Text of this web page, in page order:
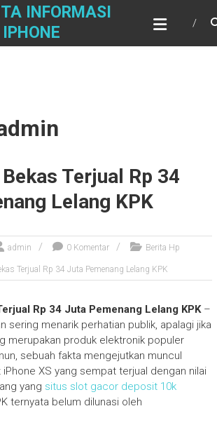
INFORMASI
Terjual Rp 34
Lelang KPK
admin 0 Komentar Berita Hp
Terjual Rp 34 Juta Pemenang Lelang KPK
Rp 34 Juta Pemenang Lelang KPK–
sering menarik perhatian publik, apalagi jika
merupakan produk elektronik populer
sebuah fakta mengejutkan muncul
XS yang sempat terjual dengan nilai
yang situs slot gacor deposit 10k
ternyata belum dilunasi oleh